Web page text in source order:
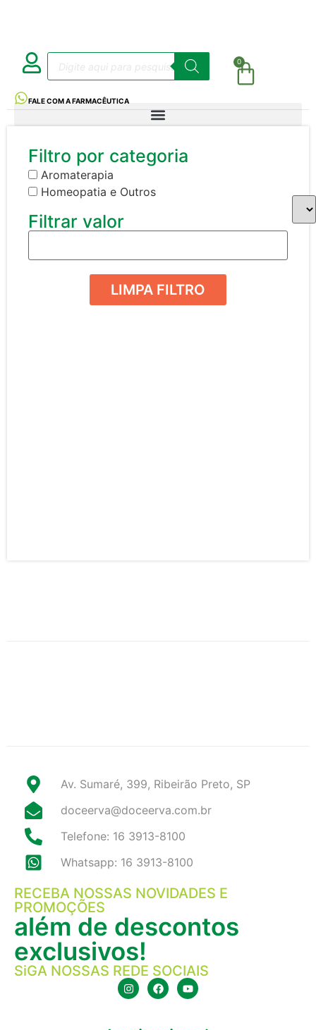
0
FALE COM A FARMACÊUTICA
Filtro por categoria
Aromaterapia
Homeopatia e Outros
Filtrar valor
LIMPA FILTRO
Av. Sumaré, 399, Ribeirão Preto, SP
doceerva@doceerva.com.br
Telefone: 16 3913-8100
Whatsapp: 16 3913-8100
RECEBA NOSSAS NOVIDADES E
PROMOÇÕES
além de descontos
exclusivos!
SiGA NOSSAS REDE SOCIAIS